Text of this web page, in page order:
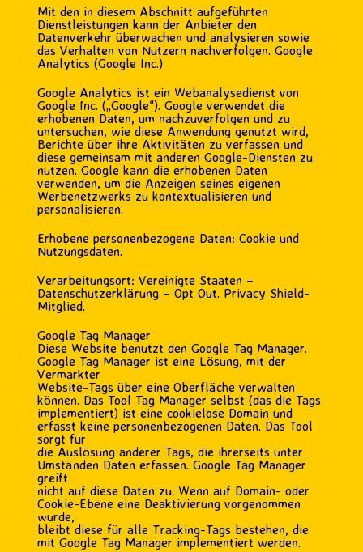
Mit den in diesem Abschnitt aufgeführten
Dienstleistungen kann der Anbieter den
Datenverkehr überwachen und analysieren sowie
das Verhalten von Nutzern nachverfolgen. Google
Analytics (Google Inc.)
Google Analytics ist ein Webanalysedienst von
Google Inc. („Google“). Google verwendet die
erhobenen Daten, um nachzuverfolgen und zu
untersuchen, wie diese Anwendung genutzt wird,
Berichte über ihre Aktivitäten zu verfassen und
diese gemeinsam mit anderen Google-Diensten zu
nutzen. Google kann die erhobenen Daten
verwenden, um die Anzeigen seines eigenen
Werbenetzwerks zu kontextualisieren und
personalisieren.
Erhobene personenbezogene Daten: Cookie und
Nutzungsdaten.
Verarbeitungsort: Vereinigte Staaten –
Datenschutzerklärung – Opt Out. Privacy Shield-
Mitglied.
Google Tag Manager
Diese Website benutzt den Google Tag Manager.
Google Tag Manager ist eine Lösung, mit der
Vermarkter
Website-Tags über eine Oberfläche verwalten
können. Das Tool Tag Manager selbst (das die Tags
implementiert) ist eine cookielose Domain und
erfasst keine personenbezogenen Daten. Das Tool
sorgt für
die Auslösung anderer Tags, die ihrerseits unter
Umständen Daten erfassen. Google Tag Manager
greift
nicht auf diese Daten zu. Wenn auf Domain- oder
Cookie-Ebene eine Deaktivierung vorgenommen
wurde,
bleibt diese für alle Tracking-Tags bestehen, die
mit Google Tag Manager implementiert werden.